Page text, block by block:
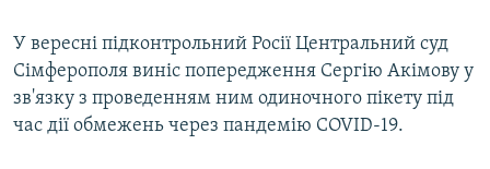
У вересні підконтрольний Росії Центральний суд
Сімферополя виніс попередження Сергію Акімову у
зв'язку з проведенням ним одиночного пікету під
час дії обмежень через пандемію COVID-19.